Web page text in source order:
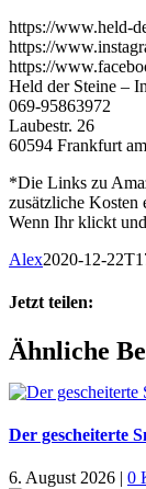
https://www.held-
https://
https://
Held der Steine –
069-95863972
Laubestr. 26
60594 Frankfurt
*Die Links zu
zusätzliche Kosten
Wenn Ihr klickt
Alex2020-12-
Jetzt teilen:
Facebook
X
WhatsApp
Pinterest
E-
Mail
Ähnliche
Der gescheiterte
6. August 2026 | 0